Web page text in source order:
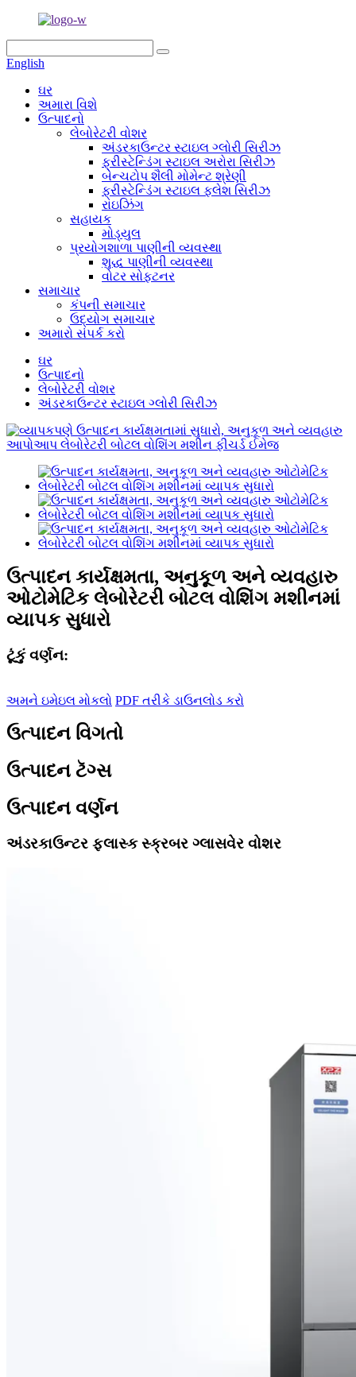
English
ઘર
અમારા વિશે
ઉત્પાદનો
લેબોરેટરી વોશર
અંડરકાઉન્ટર સ્ટાઇલ ગ્લોરી સિરીઝ
ફ્રીસ્ટેન્ડિંગ સ્ટાઇલ અરોરા સિરીઝ
બેન્ચટોપ શૈલી મોમેન્ટ શ્રેણી
ફ્રીસ્ટેન્ડિંગ સ્ટાઇલ ફ્લેશ સિરીઝ
રાઇઝિંગ
સહાયક
મોડ્યુલ
પ્રયોગશાળા પાણીની વ્યવસ્થા
શુદ્ધ પાણીની વ્યવસ્થા
વોટર સોફ્ટનર
સમાચાર
કંપની સમાચાર
ઉદ્યોગ સમાચાર
અમારો સંપર્ક કરો
ઘર
ઉત્પાદનો
લેબોરેટરી વોશર
અંડરકાઉન્ટર સ્ટાઇલ ગ્લોરી સિરીઝ
ઉત્પાદન કાર્યક્ષમતા, અનુકૂળ અને વ્યવહારુ
ઓટોમેટિક લેબોરેટરી બોટલ વોશિંગ મશીનમાં
વ્યાપક સુધારો
ટૂંકું વર્ણન:
અમને ઇમેઇલ મોકલો PDF તરીકે ડાઉનલોડ કરો
ઉત્પાદન વિગતો
ઉત્પાદન ટૅગ્સ
ઉત્પાદન વર્ણન
અંડરકાઉન્ટર ફ્લાસ્ક સ્ક્રબર ગ્લાસવેર વોશર